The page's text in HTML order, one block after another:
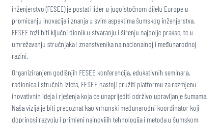
inženjerstvo (FESEE) je postati lider u jugoistočnom dijelu Europe u
promicanju inovacija i znanja u svim aspektima šumskog inženjerstva.
FESEE teži biti ključni dionik u stvaranju i širenju najbolje prakse, te u
umrežavanju stručnjaka i znanstvenika na nacionalnoj i međunarodnoj
razini.
Organiziranjem godišnjih FESEE konferencija, edukativnih seminara,
radionica i stručnih izleta, FESEE nastoji pružiti platformu za razmjenu
inovativnih ideja i rješenja koja će unaprijediti održivo upravljanje šumama.
Naša vizija je biti prepoznat kao vrhunski međunarodni koordinator koji
doprinosi razvoju i primjeni najnovijih tehnologija i metoda u šumskom